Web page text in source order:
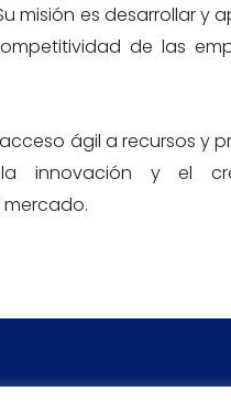
misión es desarrollar y
de las
ágil a recursos y
innovación y el